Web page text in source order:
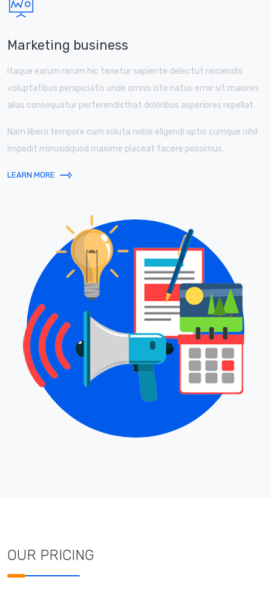
Marketing business
Itaque earum rerum hic tenetur sapiente delectut reiciendis
voluptatibus perspiciatis unde omnis iste natus error sit maiores
alias consequatur perferendisthat doloribus asperiores repellat.
Nam libero tempore cum soluta nobis eligendi optio cumque nihil
impedit minusidquod maxime placeat facere possimus.
LEARN MORE ⇾
OUR PRICING